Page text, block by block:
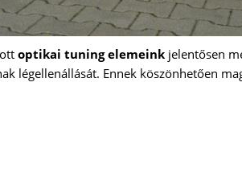
optikai tuning elemeinkjelentősen
légellenállását. Ennek köszönhetően